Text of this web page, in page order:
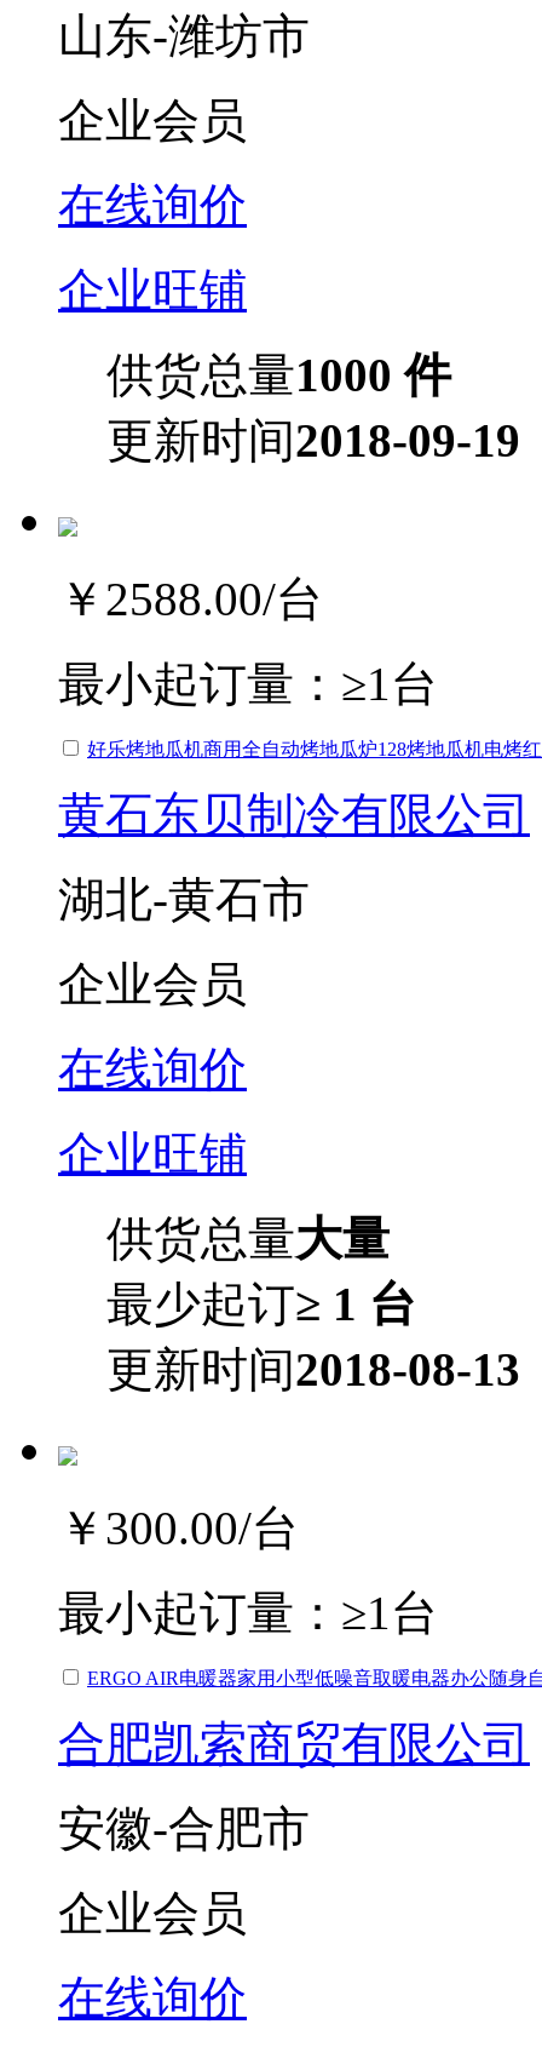
山东-潍坊市
企业会员
在线询价
企业旺铺
供货总量1000 件
更新时间2018-09-19
￥2588.00/台
最小起订量： ≥1台
好乐烤地瓜机商用全自动烤地瓜炉128烤地瓜机电烤
黄石东贝制冷有限公司
湖北-黄石市
企业会员
在线询价
企业旺铺
供货总量大量
最少起订≥ 1 台
更新时间2018-08-13
￥300.00/台
最小起订量： ≥1台
ERGO AIR电暖器家用小型低噪音取暖电器办公随身
合肥凯索商贸有限公司
安徽-合肥市
企业会员
在线询价